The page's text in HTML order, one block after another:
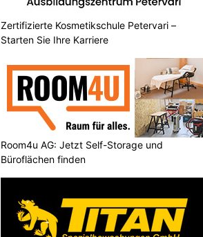
Zertifizierte Kosmetikschule Petervari –
Starten Sie Ihre Karriere
Room4u AG: Jetzt Self-Storage und
Büroflächen finden